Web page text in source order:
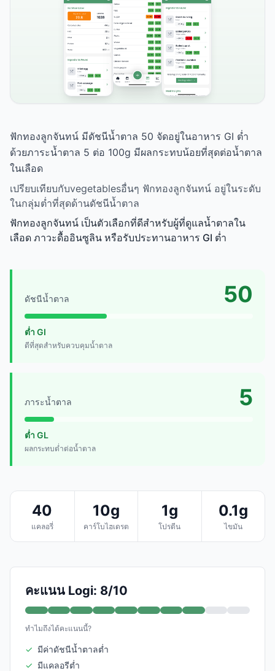
ฟักทองลูกจันทน์ มีดัชนีน้ำตาล 50 จัดอยู่ในอาหาร GI ต่ำ
ด้วยภาระน้ำตาล 5 ต่อ 100g มีผลกระทบน้อยที่สุดต่อน้ำตาล
ในเลือด
เปรียบเทียบกับvegetablesอื่นๆ ฟักทองลูกจันทน์ อยู่ในระดับ
ในกลุ่มต่ำที่สุดด้านดัชนีน้ำตาล
ฟักทองลูกจันทน์ เป็นตัวเลือกที่ดีสำหรับผู้ที่ดูแลน้ำตาลใน
เลือด ภาวะดื้ออินซูลิน หรือรับประทานอาหาร GI ต่ำ
ดัชนีน้ำตาล 50
ต่ำ GI
ดีที่สุดสำหรับควบคุมน้ำตาล
ภาระน้ำตาล 5
ต่ำ GL
ผลกระทบต่ำต่อน้ำตาล
40
แคลอรี่
10g
คาร์โบไฮเดรต
1g
โปรตีน
0.1g
ไขมัน
คะแนน Logi: 8/10
ทำไมถึงได้คะแนนนี้?
✓ มีค่าดัชนีน้ำตาลต่ำ
✓ มีแคลอรีต่ำ